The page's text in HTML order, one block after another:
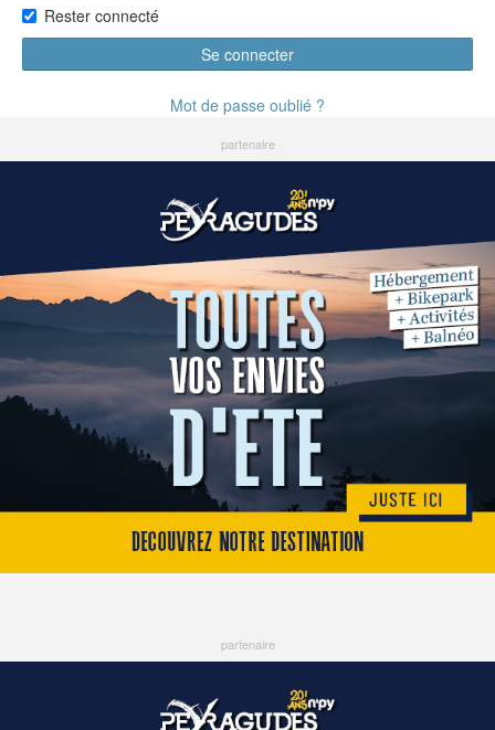
Rester connecté
Se connecter
Mot de passe oublié ?